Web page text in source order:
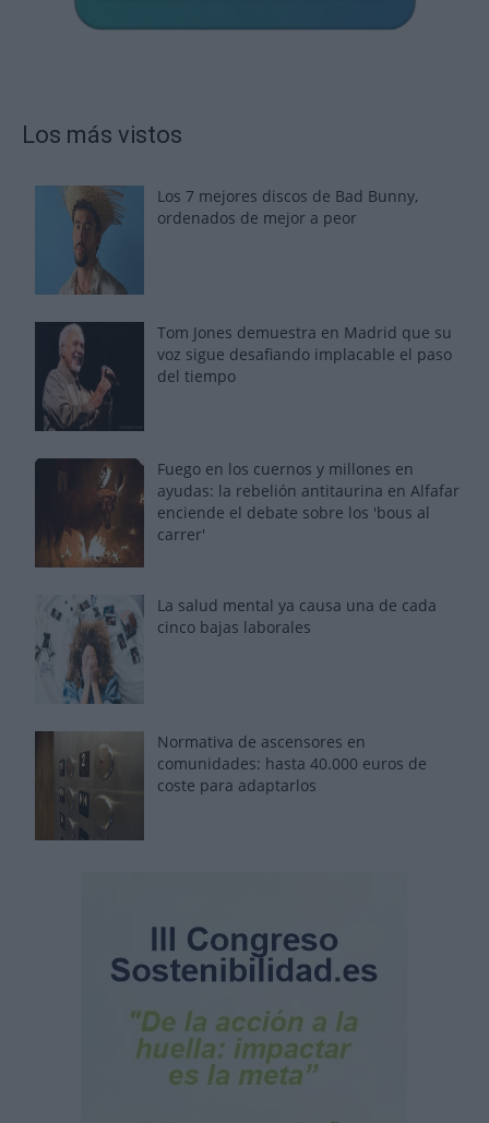
Los más vistos
Los 7 mejores discos de Bad Bunny,
ordenados de mejor a peor
Tom Jones demuestra en Madrid que su
voz sigue desafiando implacable el paso
del tiempo
Fuego en los cuernos y millones en
ayudas: la rebelión antitaurina en Alfafar
enciende el debate sobre los 'bous al
carrer'
La salud mental ya causa una de cada
cinco bajas laborales
Normativa de ascensores en
comunidades: hasta 40.000 euros de
coste para adaptarlos